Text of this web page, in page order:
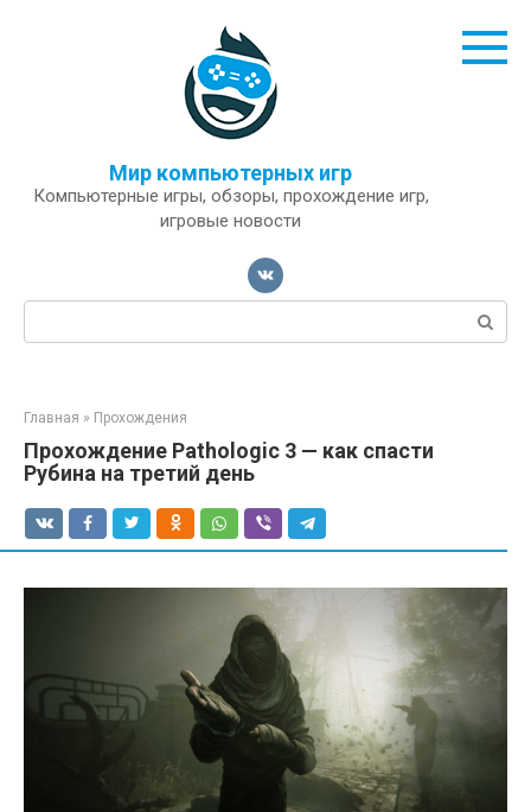
Мир компьютерных игр
Компьютерные игры, обзоры, прохождение игр,
игровые новости
Поиск:
Главная » Прохождения
Прохождение Pathologic 3 — как спасти
Рубина на третий день